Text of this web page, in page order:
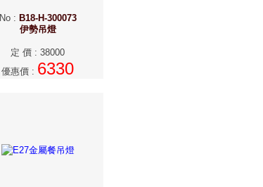
No: B18-H-300073
伊勢吊燈
定 價 : 38000
優惠價 : 6330